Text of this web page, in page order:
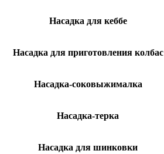
Насадка для кеббе
Насадка для приготовления колбас
Насадка-соковыжималка
Насадка-терка
Насадка для шинковки